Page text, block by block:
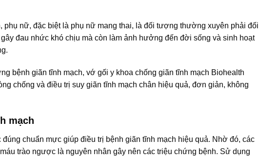
phụ nữ, đặc biệt là phụ nữ mang thai, là đối tượng thường xuyên phải đối
đau nhức khó chịu mà còn làm ảnh hưởng đến đời sống và sinh hoạt
bệnh giãn tĩnh mạch, vớ gối y khoa chống giãn tĩnh mạch Biohealth
chống và điều trị suy giãn tĩnh mạch chân hiệu quả, đơn giản, không
mạch
chuẩn mực giúp điều trị bệnh giãn tĩnh mạch hiệu quả. Nhờ đó, các
trào ngược là nguyên nhân gây nên các triệu chứng bệnh. Sử dụng